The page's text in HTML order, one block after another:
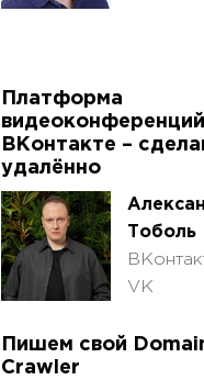
Платформа
видеоконференций
ВКонтакте –
удалённо
Тоболь
VK
Пишем свой
Crawler